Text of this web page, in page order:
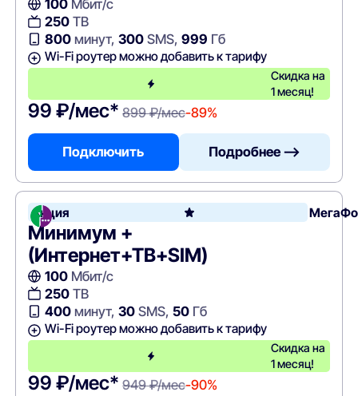
100Мбит/с
250ТВ
800минут, 300SMS, 999 Гб
Wi-Fi роутер можно добавить к тарифу
Скидка на
1 месяц!
99 ₽/мес* 899 ₽/мес-89%
Подключить Подробнее —>
Акция
Минимум +
(Интернет+ТВ+SIM)
100Мбит/с
250ТВ
400минут, 30SMS, 50Гб
Wi-Fi роутер можно добавить к тарифу
Скидка на
1 месяц!
99 ₽/мес* 949 ₽/мес-90%